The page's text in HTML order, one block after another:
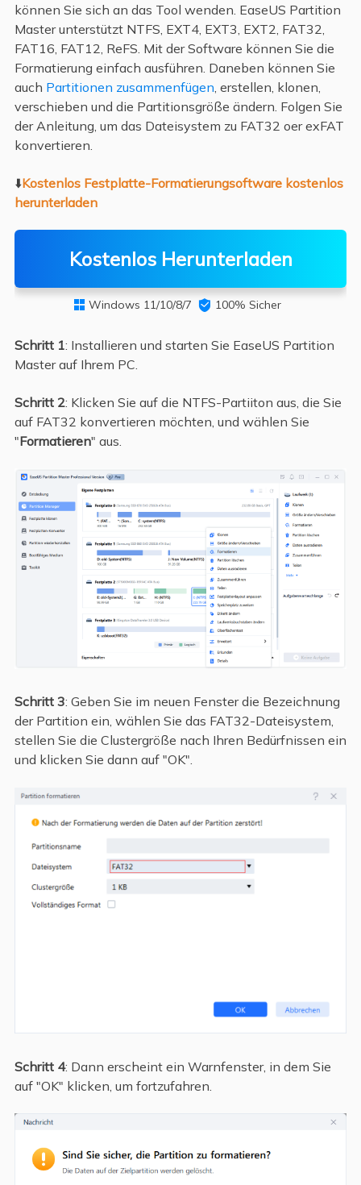
können Sie sich an das Tool wenden. EaseUS Partition
Master unterstützt NTFS, EXT4, EXT3, EXT2, FAT32,
FAT16, FAT12, ReFS. Mit der Software können Sie die
Formatierung einfach ausführen. Daneben können Sie
auch Partitionen zusammenfügen, erstellen, klonen,
verschieben und die Partitionsgröße ändern. Folgen Sie
der Anleitung, um das Dateisystem zu FAT32 oer exFAT
konvertieren.
⬇️Kostenlos Festplatte-Formatierungsoftware kostenlos
herunterladen
Kostenlos Herunterladen
 Windows 11/10/8/7  100% Sicher
Schritt 1: Installieren und starten Sie EaseUS Partition
Master auf Ihrem PC.
Schritt 2: Klicken Sie auf die NTFS-Partiiton aus, die Sie
auf FAT32 konvertieren möchten, und wählen Sie
"Formatieren" aus.
Schritt 3: Geben Sie im neuen Fenster die Bezeichnung
der Partition ein, wählen Sie das FAT32-Dateisystem,
stellen Sie die Clustergröße nach Ihren Bedürfnissen ein
und klicken Sie dann auf "OK".
Schritt 4: Dann erscheint ein Warnfenster, in dem Sie
auf "OK" klicken, um fortzufahren.